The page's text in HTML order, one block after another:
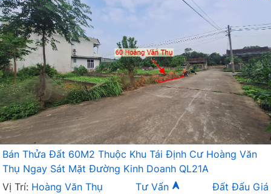
Bán Thửa Đất 60M2 Thuộc Khu Tái Định Cư Hoàng Văn
Thụ Ngay Sát Mặt Đường Kinh Doanh QL21A
Vị Trí: Hoàng Văn Thụ Tư Vấn
Đất Đấu Giá